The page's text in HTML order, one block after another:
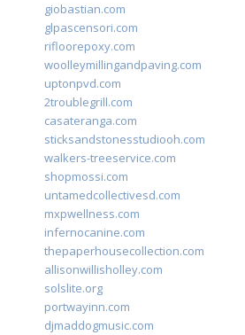
giobastian.com
glpascensori.com
rifloorepoxy.com
woolleymillingandpaving.com
uptonpvd.com
2troublegrill.com
casateranga.com
sticksandstonesstudiooh.com
walkers-treeservice.com
shopmossi.com
untamedcollectivesd.com
mxpwellness.com
infernocanine.com
thepaperhousecollection.com
allisonwillisholley.com
solslite.org
portwayinn.com
djmaddogmusic.com